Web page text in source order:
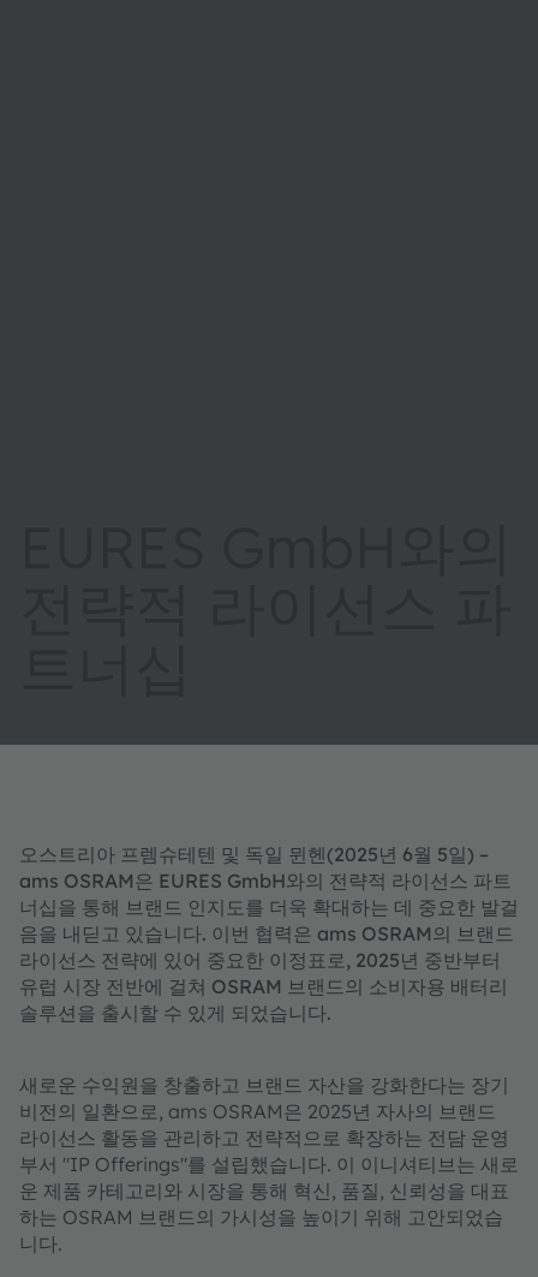
오스트리아 프렘슈테텐 및 독일 뮌헨(2025년 6월 5일) –
ams OSRAM은 EURES GmbH와의 전략적 라이선스 파트
너십을 통해 브랜드 인지도를 더욱 확대하는 데 중요한 발걸
음을 내딛고 있습니다. 이번 협력은 ams OSRAM의 브랜드
라이선스 전략에 있어 중요한 이정표로, 2025년 중반부터
유럽 시장 전반에 걸쳐 OSRAM 브랜드의 소비자용 배터리
솔루션을 출시할 수 있게 되었습니다.
새로운 수익원을 창출하고 브랜드 자산을 강화한다는 장기
비전의 일환으로, ams OSRAM은 2025년 자사의 브랜드
라이선스 활동을 관리하고 전략적으로 확장하는 전담 운영
부서 "IP Offerings"를 설립했습니다. 이 이니셔티브는 새로
운 제품 카테고리와 시장을 통해 혁신, 품질, 신뢰성을 대표
하는 OSRAM 브랜드의 가시성을 높이기 위해 고안되었습
니다.